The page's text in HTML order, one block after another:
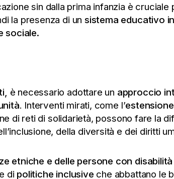
sin dalla prima infanzia è
la presenza di un sistema educativo
sociale.
è necessario adottare un approccio
. Interventi mirati, come l’
di reti di solidarietà, possono fare la
della diversità e dei diritti
etniche e delle persone con disabilità
di politiche inclusive che abbattano le